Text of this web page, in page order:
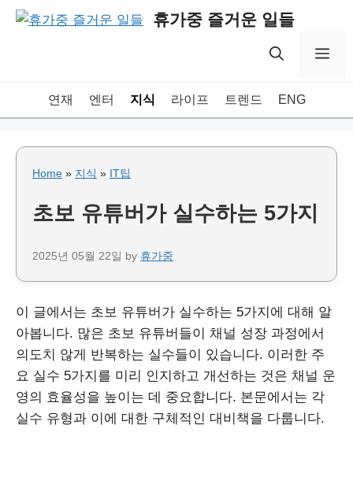
Skip
휴가중 즐거운 일들
연재 엔터 지식 라이프 트렌드 ENG
Home » 지식 » IT팁
초보 유튜버가 실수하는 5가지
2025년 05월 22일 by 휴가중
이 글에서는 초보 유튜버가 실수하는 5가지에 대해 알
아봅니다. 많은 초보 유튜버들이 채널 성장 과정에서
의도치 않게 반복하는 실수들이 있습니다. 이러한 주
요 실수 5가지를 미리 인지하고 개선하는 것은 채널 운
영의 효율성을 높이는 데 중요합니다. 본문에서는 각
실수 유형과 이에 대한 구체적인 대비책을 다룹니다.